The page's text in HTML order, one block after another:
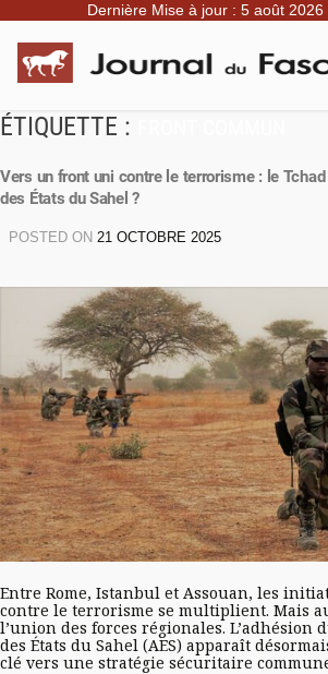
Dernière Mise à jour : 5 août
ÉTIQUETTE :
Vers un front uni contre le terrorisme : le
des États du Sahel ?
POSTED ON 21 OCTOBRE 2025
Entre Rome, Istanbul et Assouan, les
contre le terrorisme se multiplient. Mais
l’union des forces régionales. L’adhésion
des États du Sahel (AES) apparaît
clé vers une stratégie sécuritaire